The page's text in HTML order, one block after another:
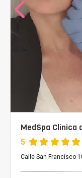
MedSpa Clínica
5
Calle San Francisco